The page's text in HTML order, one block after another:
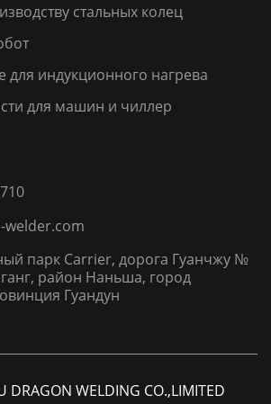
стальных колец
для индукционного нагрева
для машин и чиллер
welder.com
парк Carrier, дорога Гуанчжу №
район Наньша, город
Гуандун
DRAGON WELDING CO.,LIMITED